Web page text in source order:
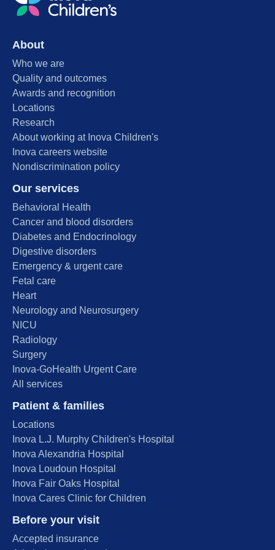
About
Who we are
Quality and outcomes
Awards and recognition
Locations
Research
About working at Inova Children's
Inova careers website
Nondiscrimination policy
Our services
Behavioral Health
Cancer and blood disorders
Diabetes and Endocrinology
Digestive disorders
Emergency & urgent care
Fetal care
Heart
Neurology and Neurosurgery
NICU
Radiology
Surgery
Inova-GoHealth Urgent Care
All services
Patient & families
Locations
Inova L.J. Murphy Children's Hospital
Inova Alexandria Hospital
Inova Loudoun Hospital
Inova Fair Oaks Hospital
Inova Cares Clinic for Children
Before your visit
Accepted insurance